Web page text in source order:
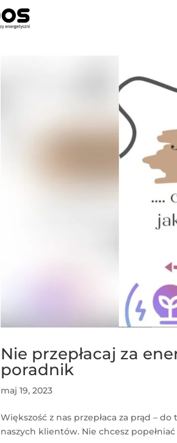
Nie przepłacaj za
poradnik
maj 19, 2023
Większość z nas przepłaca za prąd –
naszych klientów. Nie chcesz